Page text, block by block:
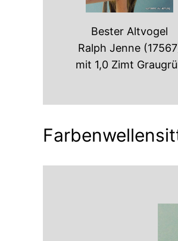
Bester Altvogel
Ralph Jenne
mit 1,0 Zimt